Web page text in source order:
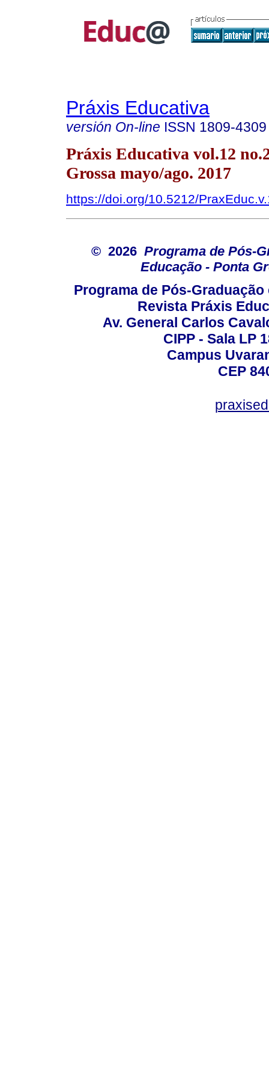
Práxis Educativa
versión On-line ISSN 1809-4309
Práxis Educativa vol.12
Grossa mayo/ago. 2017
https://doi.org/10.5212/
© 2026 Programa de Pós-
Educação - Ponta
Programa de Pós-Graduação
Revista Práxis
Av. General Carlos
CIPP - Sala LP
Campus
CEP